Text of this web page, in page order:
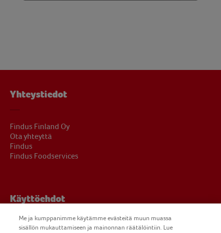
Yhteystiedot
Findus Finland Oy
Ota yhteyttä
Findus
Findus Foodservices
Käyttöehdot
Oikeudelliset ilmoitukset
Me ja kumppanimme käytämme evästeitä muun muassa
sisällön mukauttamiseen ja mainonnan räätälöintiin. Lue